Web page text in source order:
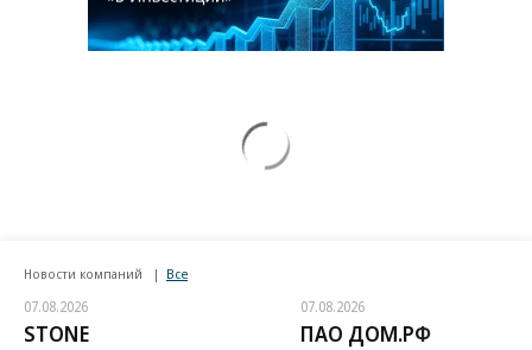
Новости компаний Все
07.08.2026
STONE
07.08.2026
ПАО ДОМ.РФ